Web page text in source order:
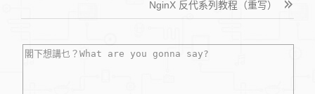
NginX 反代系列教程（重写）